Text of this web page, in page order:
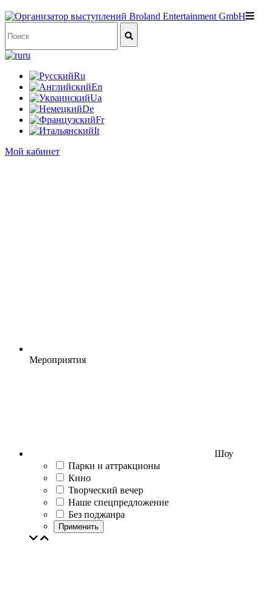
ru
Ru
En
Ua
De
Fr
It
Мой кабинет
Мероприятия
Шоу
Парки и аттракционы
Кино
Творческий вечер
Наше спецпредложение
Без поджанра
Применить